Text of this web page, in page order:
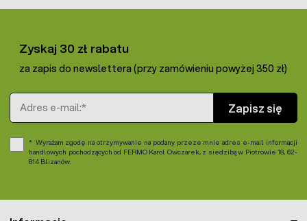
Zyskaj 30 zł rabatu
za zapis do newslettera (przy zamówieniu powyżej 350 zł)
Adres e-mail
Zapisz się
Wyrażam zgodę na otrzymywanie na podany przeze mnie adres e-mail informacji
handlowych pochodzących od FERMO Karol Owczarek, z siedzibą w Piotrowie 18, 62-
814 Blizanów.